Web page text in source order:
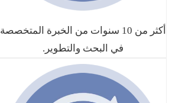
أكثر من 10 سنوات من الخبرة المتخصصة
في البحث والتطوير.